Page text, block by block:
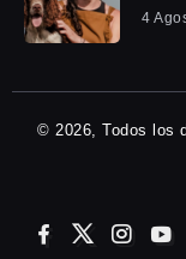
4
© 2026, Todos los